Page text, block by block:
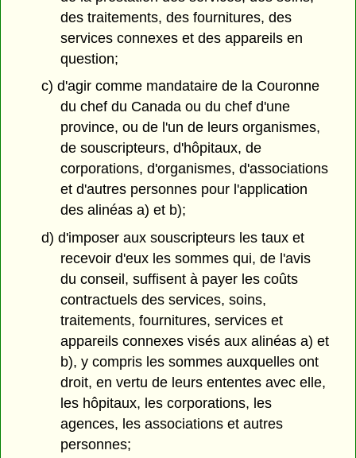
des traitements, des fournitures, des
services connexes et des appareils en
question;
c) d'agir comme mandataire de la Couronne
du chef du Canada ou du chef d'une
province, ou de l'un de leurs organismes,
de souscripteurs, d'hôpitaux, de
corporations, d'organismes, d'associations
et d'autres personnes pour l'application
des alinéas a) et b);
d) d'imposer aux souscripteurs les taux et
recevoir d'eux les sommes qui, de l'avis
du conseil, suffisent à payer les coûts
contractuels des services, soins,
traitements, fournitures, services et
appareils connexes visés aux alinéas a) et
b), y compris les sommes auxquelles ont
droit, en vertu de leurs ententes avec elle,
les hôpitaux, les corporations, les
agences, les associations et autres
personnes;